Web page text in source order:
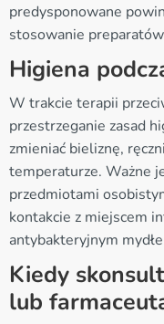
predysponowane
stosowanie
Higiena
W trakcie terapii
przestrzeganie zasad
zmieniać bieliznę,
temperaturze. Ważne
przedmiotami
kontakcie z miejscem
antybakteryjnym
Kiedy
lub